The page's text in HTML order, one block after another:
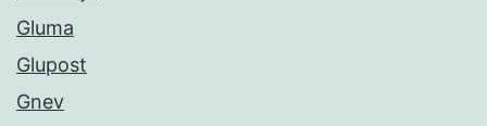
Gluma
Glupost
Gnev